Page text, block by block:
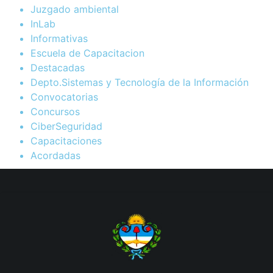
Juzgado ambiental
InLab
Informativas
Escuela de Capacitacion
Destacadas
Depto.Sistemas y Tecnología de la Información
Convocatorias
Concursos
CiberSeguridad
Capacitaciones
Acordadas